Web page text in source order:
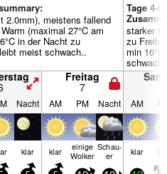
2.0mm), meistens fallend
(maximal 27°C am
in der Nacht zu
meist schwach..
Tage 4-
starker
zu
min
Freitag
7
Nacht AM PM Nacht AM
klar klar einige
Wolken
Schau­
er klar